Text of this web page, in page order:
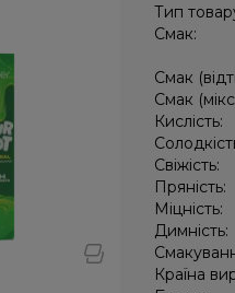
Тип
Смак:
Смак
Смак
Кислість:
Свіжість:
Пряність:
Міцність:
Димність:
Країна